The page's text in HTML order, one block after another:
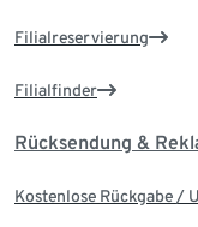
Filialreservierung
Filialfinder
Rücksendung &
Kostenlose Rückgabe /